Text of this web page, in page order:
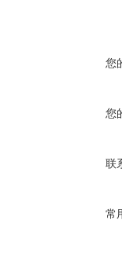
您
您
联
常